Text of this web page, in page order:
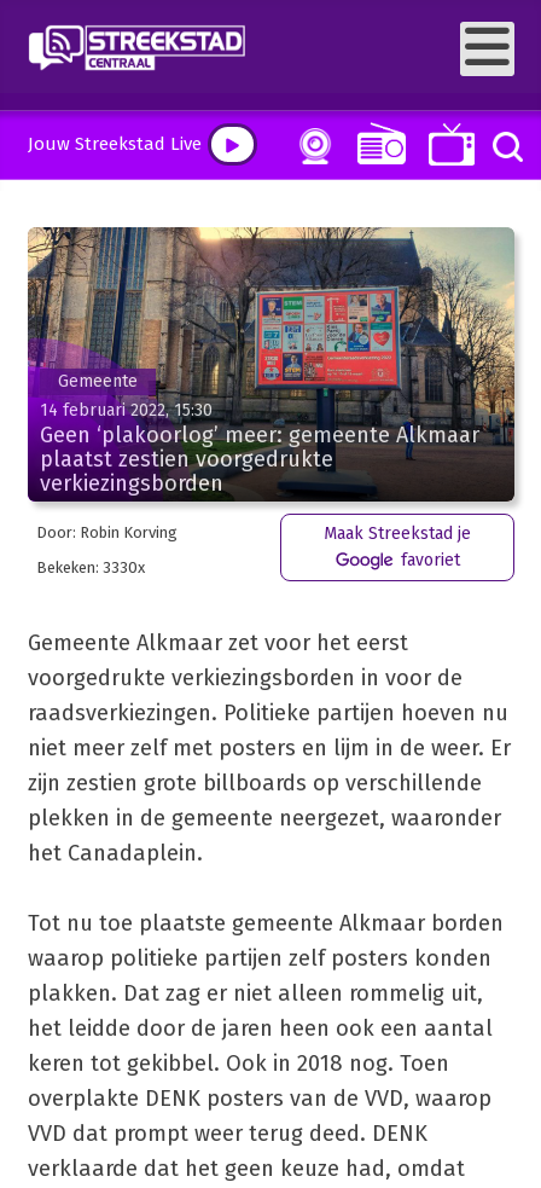
Jouw Streekstad Live
Gemeente
14 februari 2022, 15:30
Geen ‘plakoorlog’ meer: gemeente Alkmaar
plaatst zestien voorgedrukte
verkiezingsborden
Door: Robin Korving
Bekeken: 3330x
Maak Streekstad je
favoriet
Gemeente Alkmaar zet voor het eerst
voorgedrukte verkiezingsborden in voor de
raadsverkiezingen. Politieke partijen hoeven nu
niet meer zelf met posters en lijm in de weer. Er
zijn zestien grote billboards op verschillende
plekken in de gemeente neergezet, waaronder
het Canadaplein.
Tot nu toe plaatste gemeente Alkmaar borden
waarop politieke partijen zelf posters konden
plakken. Dat zag er niet alleen rommelig uit,
het leidde door de jaren heen ook een aantal
keren tot gekibbel. Ook in 2018 nog. Toen
overplakte DENK posters van de VVD, waarop
VVD dat prompt weer terug deed. DENK
verklaarde dat het geen keuze had, omdat